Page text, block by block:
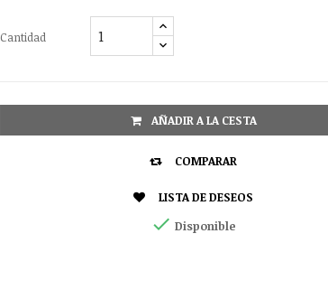
Cantidad
AÑADIR A LA CESTA
 COMPARAR
 LISTA DE DESEOS
 Disponible